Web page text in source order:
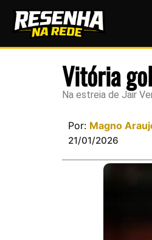
Vitória
Na estreia de Jair
Por: Magno
21/01/2026